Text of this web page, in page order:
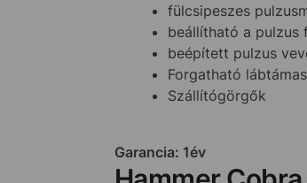
fülcsipeszes
beállítható a pulzus
beépített pulzus
Forgatható
Szállítógörgők
Garancia: 1év